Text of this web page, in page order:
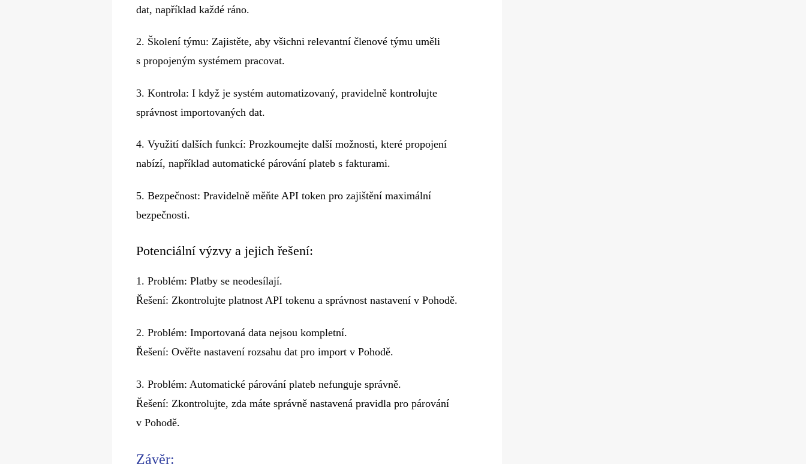
dat, například každé ráno.
2.​ Školení týmu: Zajistěte, aby všichni relevantní členové týmu uměli
s propojeným systémem pracovat.
3.​ Kontrola: I když je systém automatizovaný, pravidelně kontrolujte
správnost importovaných dat.
4.​ Využití dalších funkcí: Prozkoumejte další možnosti, které propojení
nabízí, například automatické párování plateb s fakturami.
5.​ Bezpečnost: Pravidelně měňte API token pro zajištění maximální
bezpečnosti.
Potenciální výzvy a jejich řešení:
1.​ Problém: Platby se neodesílají.
Řešení: Zkontrolujte platnost API tokenu a správnost nastavení v Pohodě.
2.​ Problém: Importovaná data nejsou kompletní.
Řešení: Ověřte nastavení rozsahu dat pro import v Pohodě.
3.​ Problém: Automatické párování plateb nefunguje správně.
Řešení: Zkontrolujte, zda máte správně nastavená pravidla pro párování
v Pohodě.
Závěr: